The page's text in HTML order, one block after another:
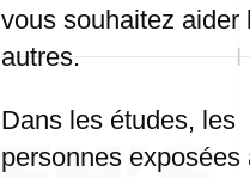
vous souhaitez aider
autres.
Dans les études, les
personnes exposées